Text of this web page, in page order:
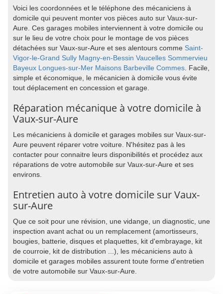
Voici les coordonnées et le téléphone des mécaniciens à
domicile qui peuvent monter vos pièces auto sur Vaux-sur-
Aure. Ces garages mobiles interviennent à votre domicile ou
sur le lieu de votre choix pour le montage de vos pièces
détachées sur Vaux-sur-Aure et ses alentours comme Saint-
Vigor-le-Grand Sully Magny-en-Bessin Vaucelles Sommervieu
Bayeux Longues-sur-Mer Maisons Barbeville Commes. Facile,
simple et économique, le mécanicien à domicile vous évite
tout déplacement en concession et garage.
Réparation mécanique à votre domicile à
Vaux-sur-Aure
Les mécaniciens à domicile et garages mobiles sur Vaux-sur-
Aure peuvent réparer votre voiture. N'hésitez pas à les
contacter pour connaitre leurs disponibilités et procédez aux
réparations de votre automobile sur Vaux-sur-Aure et ses
environs.
Entretien auto à votre domicile sur Vaux-
sur-Aure
Que ce soit pour une révision, une vidange, un diagnostic, une
inspection avant achat ou un remplacement (amortisseurs,
bougies, batterie, disques et plaquettes, kit d'embrayage, kit
de courroie, kit de distribution ...), les mécaniciens auto à
domicile et garages mobiles assurent toute forme d'entretien
de votre automobile sur Vaux-sur-Aure.